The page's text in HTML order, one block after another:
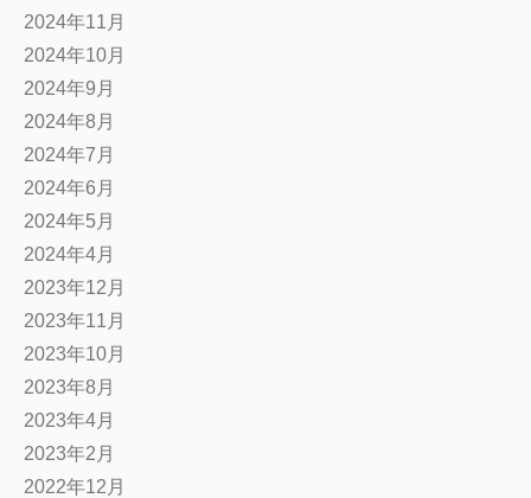
2024年11月
2024年10月
2024年9月
2024年8月
2024年7月
2024年6月
2024年5月
2024年4月
2023年12月
2023年11月
2023年10月
2023年8月
2023年4月
2023年2月
2022年12月